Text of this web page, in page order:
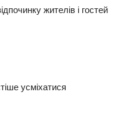
жителів і гостей
усміхатися